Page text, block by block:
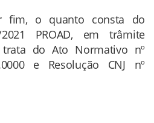
fim, o quanto consta do
PROAD, em trâmite
do Ato Normativo nº
e Resolução CNJ nº